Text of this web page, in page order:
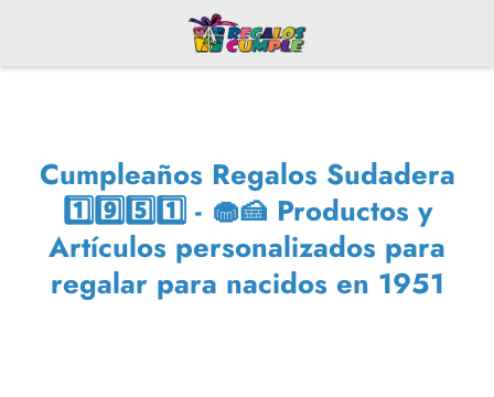
Cumpleaños Regalos Sudadera
1️⃣9️⃣5️⃣1️⃣ - 🧁🍰 Productos y
Artículos personalizados para
regalar para nacidos en 1951